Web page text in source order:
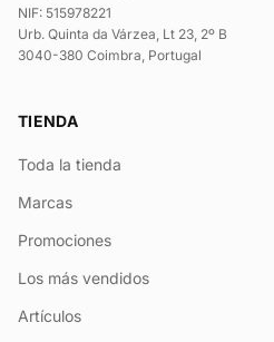
NIF: 515978221
Urb. Quinta da Várzea, Lt 23, 2º B
3040-380 Coimbra, Portugal
TIENDA
Toda la tienda
Marcas
Promociones
Los más vendidos
Artículos